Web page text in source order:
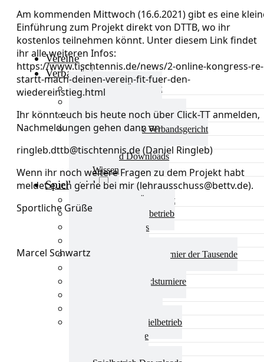
Vereine
Verband
Verband Übersicht
Präsidium & Funktionäre
Ausschüsse & Verbandsgericht
Verband Downloads
Wissen
Spielbetrieb
Spielbetrieb Übersicht
Aktuelles Spielbetrieb
BEM & Qualis
TTT – Tischtennisturnier der Tausende
Weitere Verbandsturniere
Mannschaftsspielbetrieb
Vereinsturniere
Am kommenden Mittwoch (16.6.2021) gibt es eine
Einführung zum Projekt direkt von DTTB, wo ihr
kostenlos teilnehmen könnt. Unter diesem Link findet
ihr alle weiteren Infos:
https://www.tischtennis.de/news/2-online-kongress-re-
startt-mach-deinen-verein-fit-fuer-den-
wiedereinstieg.html
Ihr könnt euch bis heute noch über Click-TT anmelden,
Nachmeldungen gehen dann an
ringleb.dttb@tischtennis.de (Daniel Ringleb)
Wenn ihr noch weitere Fragen zu dem Projekt habt
meldet euch gerne bei mir (lehrausschuss@bettv.de).
Sportliche Grüße
Marcel Schwartz